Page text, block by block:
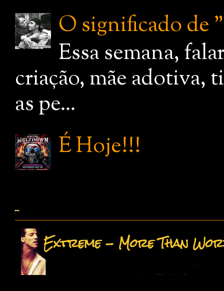
O significado de
Essa semana,
criação, mãe adotiva,
as pe...
É Hoje!!!
...